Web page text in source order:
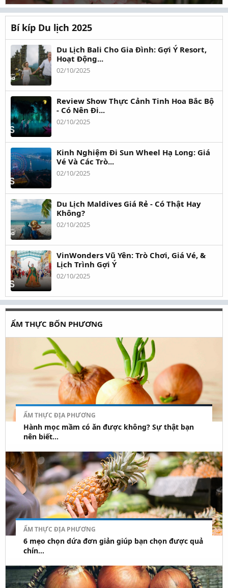
Bí kíp Du lịch 2025
Du Lịch Bali Cho Gia Đình: Gợi Ý Resort,
Hoạt Động...
02/10/2025
Review Show Thực Cảnh Tinh Hoa Bắc Bộ
- Có Nên Đi...
02/10/2025
Kinh Nghiệm Đi Sun Wheel Hạ Long: Giá
Vé Và Các Trò...
02/10/2025
Du Lịch Maldives Giá Rẻ - Có Thật Hay
Không?
02/10/2025
VinWonders Vũ Yên: Trò Chơi, Giá Vé, &
Lịch Trình Gợi Ý
02/10/2025
ẨM THỰC BỐN PHƯƠNG
ẨM THỰC ĐỊA PHƯƠNG
Hành mọc mầm có ăn được không? Sự thật bạn
nên biết...
ẨM THỰC ĐỊA PHƯƠNG
6 mẹo chọn dứa đơn giản giúp bạn chọn được quả
chín...